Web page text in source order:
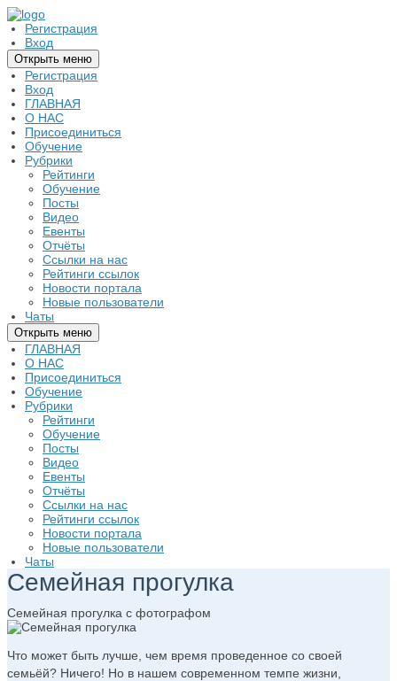
Регистрация
Вход
Открыть меню
Регистрация
Вход
ГЛАВНАЯ
О НАС
Присоединиться
Обучение
Рубрики
Рейтинги
Обучение
Посты
Видео
Евенты
Отчёты
Ссылки на нас
Рейтинги ссылок
Новости портала
Новые пользователи
Чаты
Открыть меню
ГЛАВНАЯ
О НАС
Присоединиться
Обучение
Рубрики
Рейтинги
Обучение
Посты
Видео
Евенты
Отчёты
Ссылки на нас
Рейтинги ссылок
Новости портала
Новые пользователи
Чаты
Семейная прогулка
Семейная прогулка с фотографом
Что может быть лучше, чем время проведенное со своей
семьёй? Ничего! Но в нашем современном темпе жизни,